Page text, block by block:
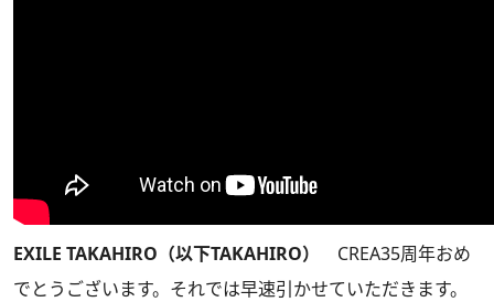
EXILE TAKAHIRO（以下TAKAHIRO） CREA35周年おめ
でとうございます。それでは早速引かせていただきます。